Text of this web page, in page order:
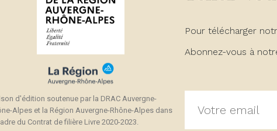
d'édition soutenue par la DRAC Auvergne-
Alpes et la Région Auvergne-Rhône-Alpes dans
du Contrat de filière Livre 2020-2023.
Pour télécharger
Abonnez-vous à